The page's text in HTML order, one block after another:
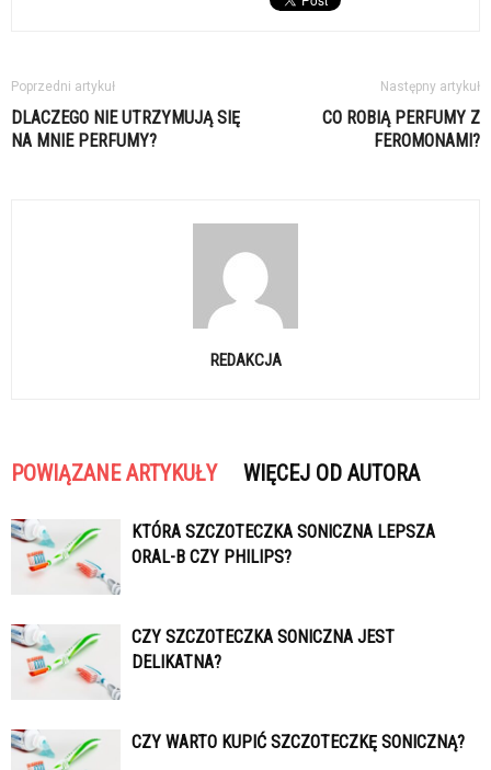
Poprzedni artykuł
DLACZEGO NIE UTRZYMUJĄ SIĘ
NA MNIE PERFUMY?
Następny artykuł
CO ROBIĄ PERFUMY Z
FEROMONAMI?
REDAKCJA
POWIĄZANE ARTYKUŁY WIĘCEJ OD AUTORA
KTÓRA SZCZOTECZKA SONICZNA LEPSZA
ORAL-B CZY PHILIPS?
CZY SZCZOTECZKA SONICZNA JEST
DELIKATNA?
CZY WARTO KUPIĆ SZCZOTECZKĘ SONICZNĄ?